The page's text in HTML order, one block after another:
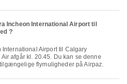
Incheon International Airport til
?
afgår kl. 20.45. Du kan se denne
flymuligheder på Airpaz.